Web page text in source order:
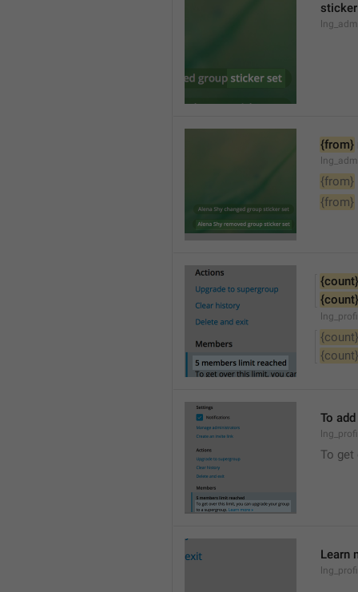
{from}
{from}
{from}
{count}
{count}
{count}
{count}
To
To get
Learn